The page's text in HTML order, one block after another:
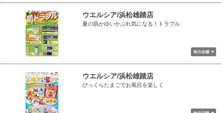
ウエルシア/浜松雄踏店
夏の肌かゆいかぶれ気になる！トラブル
ウエルシア/浜松雄踏店
びっくらたまごでお風呂を楽しく